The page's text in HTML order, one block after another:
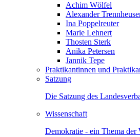
Achim Wölfel
Alexander
Ina Poppelreuter
Marie Lehnert
Thosten Sterk
Anika Petersen
Jannik Tepe
Praktikantinnen und
Satzung
Die Satzung des
Wissenschaft
Demokratie - ein Thema der